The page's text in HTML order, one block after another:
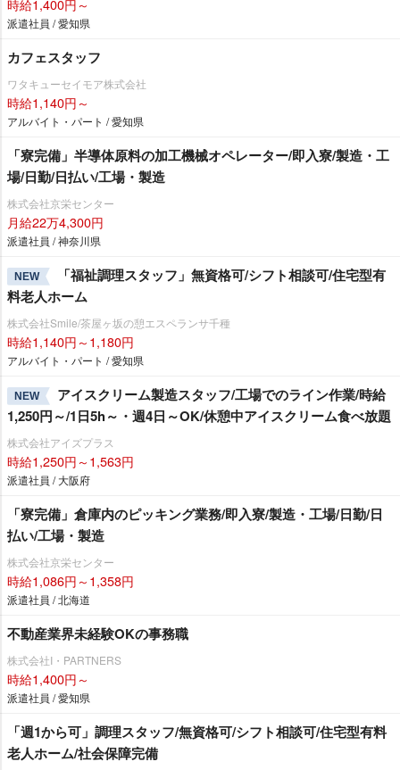
時給1,400円～
派遣社員 / 愛知県
カフェスタッフ
ワタキューセイモア株式会社
時給1,140円～
アルバイト・パート / 愛知県
「寮完備」半導体原料の加工機械オペレーター/即入寮/製造・工
場/日勤/日払い/工場・製造
株式会社京栄センター
月給22万4,300円
派遣社員 / 神奈川県
NEW
「福祉調理スタッフ」無資格可/シフト相談可/住宅型有
料老人ホーム
株式会社Smile/茶屋ヶ坂の憩エスペランサ千種
時給1,140円～1,180円
アルバイト・パート / 愛知県
NEW
アイスクリーム製造スタッフ/工場でのライン作業/時給
1,250円～/1日5h～・週4日～OK/休憩中アイスクリーム食べ放題
株式会社アイズプラス
時給1,250円～1,563円
派遣社員 / 大阪府
「寮完備」倉庫内のピッキング業務/即入寮/製造・工場/日勤/日
払い/工場・製造
株式会社京栄センター
時給1,086円～1,358円
派遣社員 / 北海道
不動産業界未経験OKの事務職
株式会社I・PARTNERS
時給1,400円～
派遣社員 / 愛知県
「週1から可」調理スタッフ/無資格可/シフト相談可/住宅型有料
老人ホーム/社会保障完備